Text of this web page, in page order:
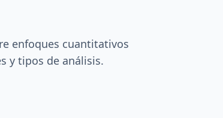
enfoques cuantitativos
y tipos de análisis.